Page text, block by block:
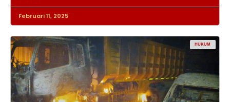
Februari 11, 2025
HUKUM